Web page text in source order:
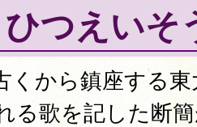
つえいそ
くから鎮座する
る歌を記した断